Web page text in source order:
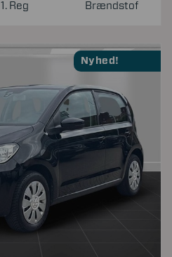
1. Reg
Brændstof
Nyhed!